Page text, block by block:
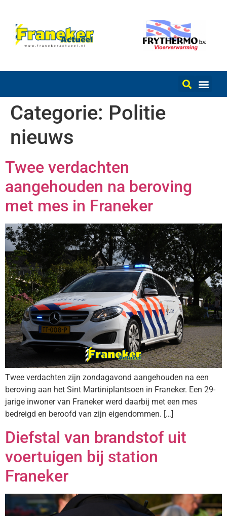
Categorie: Politie
nieuws
Twee verdachten
aangehouden na beroving
met mes in Franeker
Twee verdachten zijn zondagavond aangehouden na een
beroving aan het Sint Martiniplantsoen in Franeker. Een 29-
jarige inwoner van Franeker werd daarbij met een mes
bedreigd en beroofd van zijn eigendommen. […]
Diefstal van brandstof uit
voertuigen bij station
Franeker